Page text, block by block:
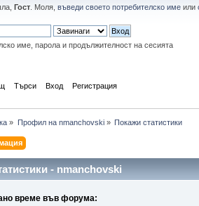
Гост . Моля, въведи своето потребителско име или
име, парола и продължителност на сесията
Търси Вход Регистрация
» Профил на nmanchovski» Покажи статистики
- nmanchovski
време във форума: